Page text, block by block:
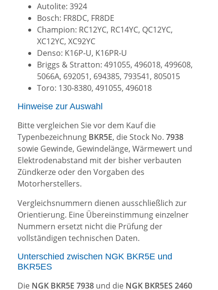
Autolite: 3924
Bosch: FR8DC, FR8DE
Champion: RC12YC, RC14YC, QC12YC,
XC12YC, XC92YC
Denso: K16P-U, K16PR-U
Briggs & Stratton: 491055, 496018, 499608,
5066A, 692051, 694385, 793541, 805015
Toro: 130-8380, 491055, 496018
Hinweise zur Auswahl
Bitte vergleichen Sie vor dem Kauf die
Typenbezeichnung BKR5E, die Stock No. 7938
sowie Gewinde, Gewindelänge, Wärmewert und
Elektrodenabstand mit der bisher verbauten
Zündkerze oder den Vorgaben des
Motorherstellers.
Vergleichsnummern dienen ausschließlich zur
Orientierung. Eine Übereinstimmung einzelner
Nummern ersetzt nicht die Prüfung der
vollständigen technischen Daten.
Unterschied zwischen NGK BKR5E und
BKR5ES
Die NGK BKR5E 7938 und die NGK BKR5ES 2460